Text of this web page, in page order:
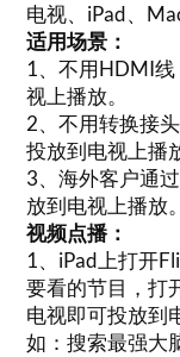
电视、iPad、
适用场景：
1、不用HDMI
视上播放。
2、不用转换接
投放到电视上播
3、海外客户通
放到电视上播放。
视频点播：
1、iPad上打开
要看的节目，打
电视即可投放到
如：搜索最强大